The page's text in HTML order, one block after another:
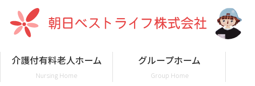
介護付有料老人ホーム
Nursing Home
グループホーム
Group Home